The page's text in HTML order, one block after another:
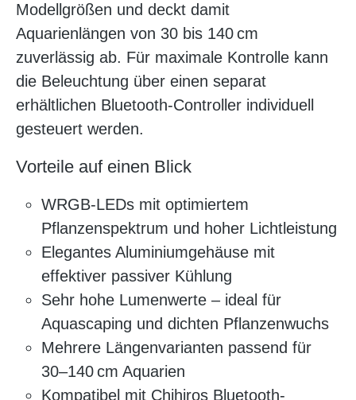
Modellgrößen und deckt damit
Aquarienlängen von 30 bis 140 cm
zuverlässig ab. Für maximale Kontrolle kann
die Beleuchtung über einen separat
erhältlichen Bluetooth-Controller individuell
gesteuert werden.
Vorteile auf einen Blick
WRGB-LEDs mit optimiertem
Pflanzenspektrum und hoher Lichtleistung
Elegantes Aluminiumgehäuse mit
effektiver passiver Kühlung
Sehr hohe Lumenwerte – ideal für
Aquascaping und dichten Pflanzenwuchs
Mehrere Längenvarianten passend für
30–140 cm Aquarien
Kompatibel mit Chihiros Bluetooth-